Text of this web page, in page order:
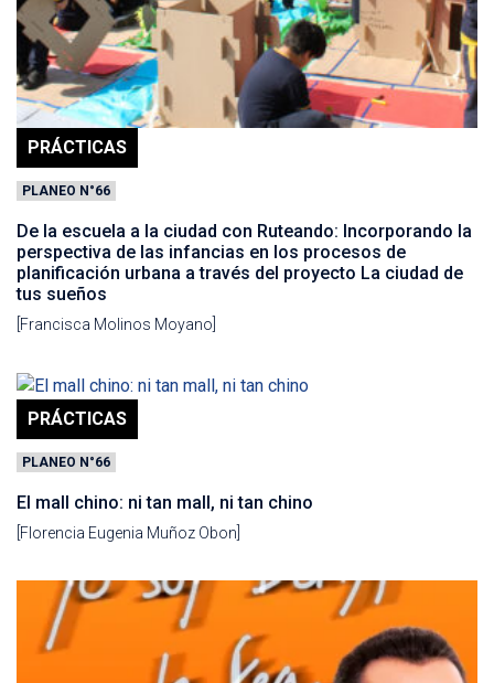
PRÁCTICAS
PLANEO N°66
De la escuela a la ciudad con Ruteando: Incorporando la
perspectiva de las infancias en los procesos de
planificación urbana a través del proyecto La ciudad de
tus sueños
[Francisca Molinos Moyano]
PRÁCTICAS
PLANEO N°66
El mall chino: ni tan mall, ni tan chino
[Florencia Eugenia Muñoz Obon]